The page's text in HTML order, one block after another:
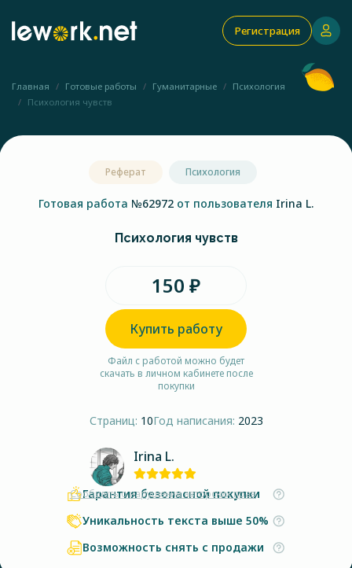
Регистрация
Главная Готовые работы Гуманитарные
Психология
Психология чувств
Реферат Психология
Готовая работа №62972 от пользователя Irina L.
Психология чувств
150 ₽
Купить работу
Файл с работой можно будет
скачать в личном кабинете после
покупки
Страниц: 10Год написания: 2023
Irina L.
Сообщить о нарушении авторских прав
Гарантия безопасной покупки
Уникальность текста выше 50%
Возможность снять с продажи